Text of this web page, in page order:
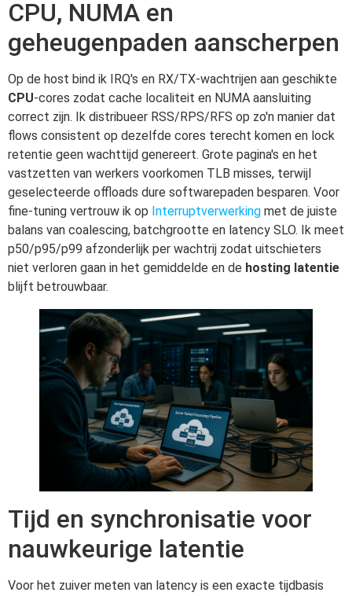
CPU, NUMA en
geheugenpaden aanscherpen
Op de host bind ik IRQ's en RX/TX-wachtrijen aan geschikte
CPU-cores zodat cache localiteit en NUMA aansluiting
correct zijn. Ik distribueer RSS/RPS/RFS op zo'n manier dat
flows consistent op dezelfde cores terecht komen en lock
retentie geen wachttijd genereert. Grote pagina's en het
vastzetten van werkers voorkomen TLB misses, terwijl
geselecteerde offloads dure softwarepaden besparen. Voor
fine-tuning vertrouw ik op Interruptverwerking met de juiste
balans van coalescing, batchgrootte en latency SLO. Ik meet
p50/p95/p99 afzonderlijk per wachtrij zodat uitschieters
niet verloren gaan in het gemiddelde en de hosting latentie
blijft betrouwbaar.
Tijd en synchronisatie voor
nauwkeurige latentie
Voor het zuiver meten van latency is een exacte tijdbasis